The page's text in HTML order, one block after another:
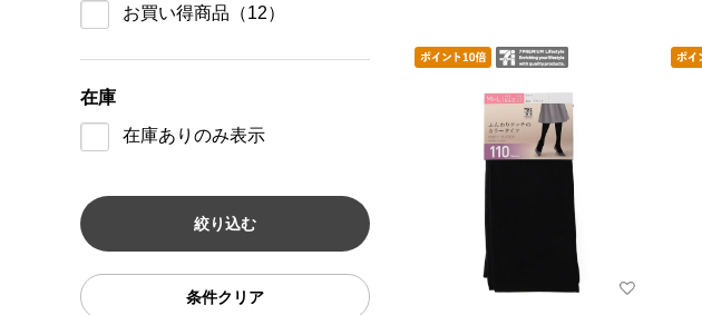
お買い得商品 （12）
在庫
在庫ありのみ表示
条件クリア